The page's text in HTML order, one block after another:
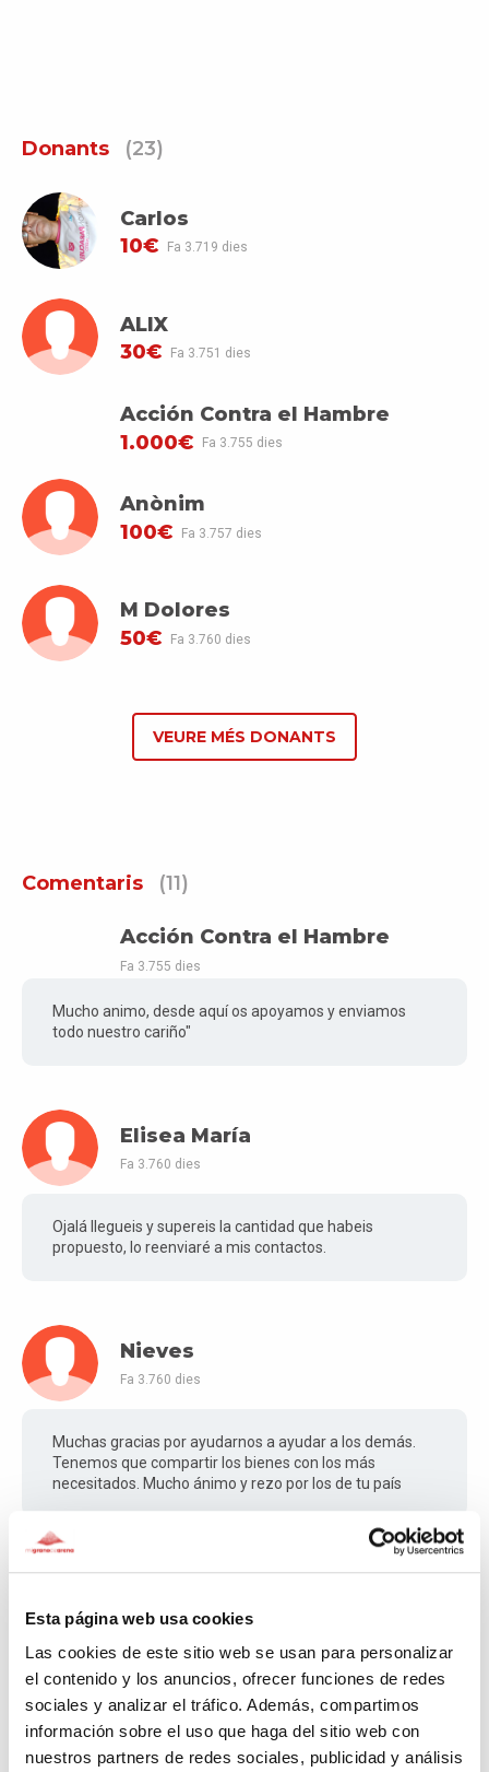
Esta página web usa cookies
Las cookies de este sitio web se usan para personalizar
el contenido y los anuncios, ofrecer funciones de redes
sociales y analizar el tráfico. Además, compartimos
información sobre el uso que haga del sitio web con
nuestros partners de redes sociales, publicidad y análisis
Donants (23)
Carlos
10€
Fa 3.719 dies
ALIX
30€
Fa 3.751 dies
Acción Contra el Hambre
1.000€
Fa 3.755 dies
Anònim
100€
Fa 3.757 dies
M Dolores
50€
Fa 3.760 dies
VEURE MÉS DONANTS
Comentaris (11)
Acción Contra el Hambre
Fa 3.755 dies
Mucho animo, desde aquí os apoyamos y enviamos
todo nuestro cariño"
Elisea María
Fa 3.760 dies
Ojalá llegueis y supereis la cantidad que habeis
propuesto, lo reenviaré a mis contactos.
Nieves
Fa 3.760 dies
Muchas gracias por ayudarnos a ayudar a los demás.
Tenemos que compartir los bienes con los más
necesitados. Mucho ánimo y rezo por los de tu país
Fa 3.760 dies
Mucho ánimo!!!. CONFIAD.